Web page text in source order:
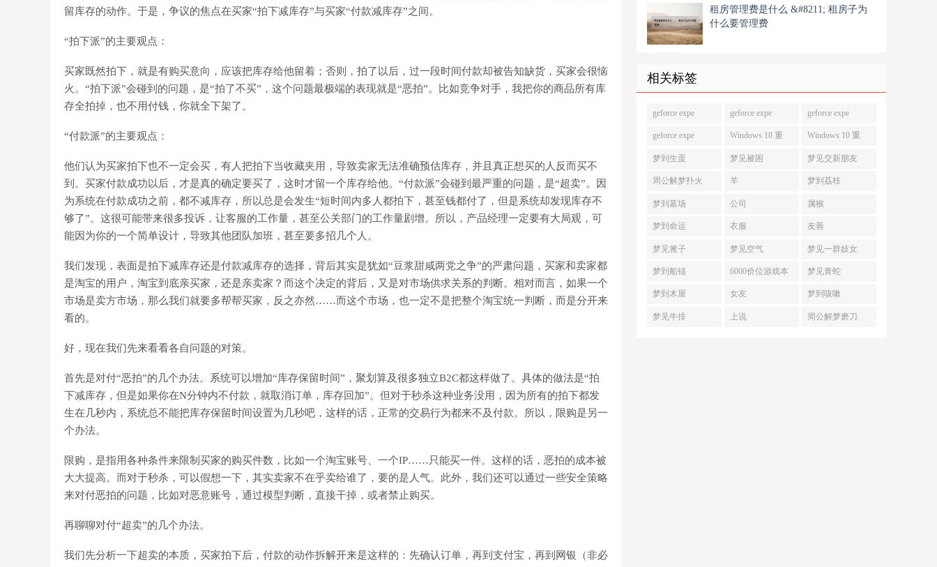
留库存的动作。于是，争议的焦点在买家“拍下减库存”与买家“付款减库存”之间。
“拍下派”的主要观点：
买家既然拍下，就是有购买意向，应该把库存给他留着；否则，拍了以后，过一段时间付款却被告知缺货，买家会很恼
火。“拍下派”会碰到的问题，是“拍了不买”，这个问题最极端的表现就是“恶拍”。比如竞争对手，我把你的商品所有库
存全拍掉，也不用付钱，你就全下架了。
“付款派”的主要观点：
他们认为买家拍下也不一定会买，有人把拍下当收藏夹用，导致卖家无法准确预估库存，并且真正想买的人反而买不
到。买家付款成功以后，才是真的确定要买了，这时才留一个库存给他。“付款派”会碰到最严重的问题，是“超卖”。因
为系统在付款成功之前，都不减库存，所以总是会发生“短时间内多人都拍下，甚至钱都付了，但是系统却发现库存不
够了”。这很可能带来很多投诉，让客服的工作量，甚至公关部门的工作量剧增。所以，产品经理一定要有大局观，可
能因为你的一个简单设计，导致其他团队加班，甚至要多招几个人。
我们发现，表面是拍下减库存还是付款减库存的选择，背后其实是犹如“豆浆甜咸两党之争”的严肃问题，买家和卖家都
是淘宝的用户，淘宝到底亲买家，还是亲卖家？而这个决定的背后，又是对市场供求关系的判断。相对而言，如果一个
市场是卖方市场，那么我们就要多帮帮买家，反之亦然……而这个市场，也一定不是把整个淘宝统一判断，而是分开来
看的。
好，现在我们先来看看各自问题的对策。
首先是对付“恶拍”的几个办法。系统可以增加“库存保留时间”，聚划算及很多独立B2C都这样做了。具体的做法是“拍
下减库存，但是如果你在N分钟内不付款，就取消订单，库存回加”。但对于秒杀这种业务没用，因为所有的拍下都发
生在几秒内，系统总不能把库存保留时间设置为几秒吧，这样的话，正常的交易行为都来不及付款。所以，限购是另一
个办法。
限购，是指用各种条件来限制买家的购买件数，比如一个淘宝账号、一个IP……只能买一件。这样的话，恶拍的成本被
大大提高。而对于秒杀，可以假想一下，其实卖家不在乎卖给谁了，要的是人气。此外，我们还可以通过一些安全策略
来对付恶拍的问题，比如对恶意账号，通过模型判断，直接干掉，或者禁止购买。
再聊聊对付“超卖”的几个办法。
我们先分析一下超卖的本质，买家拍下后，付款的动作拆解开来是这样的：先确认订单，再到支付宝，再到网银（非必
租房管理费是什么 &#8211; 租房子为
什么要管理费
相关标签
geforce expe geforce expe geforce expe
geforce expe Windows 10 重 Windows 10 重
梦到生蛋 梦见被困 梦见交新朋友
周公解梦扑火 羊 梦到荔枝
梦到墓场 公司 属猴
梦到命运 衣服 友善
梦见篦子 梦见空气 梦见一群妓女
梦到船锚 6000价位游戏本 梦见青蛇
梦到木屋 女友 梦到咳嗽
梦见牛排 上说 周公解梦磨刀